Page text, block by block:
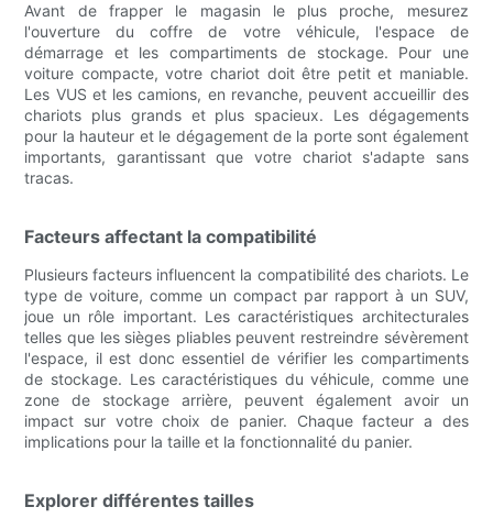
Avant de frapper le magasin le plus proche, mesurez
l'ouverture du coffre de votre véhicule, l'espace de
démarrage et les compartiments de stockage. Pour une
voiture compacte, votre chariot doit être petit et maniable.
Les VUS et les camions, en revanche, peuvent accueillir des
chariots plus grands et plus spacieux. Les dégagements
pour la hauteur et le dégagement de la porte sont également
importants, garantissant que votre chariot s'adapte sans
tracas.
Facteurs affectant la compatibilité
Plusieurs facteurs influencent la compatibilité des chariots. Le
type de voiture, comme un compact par rapport à un SUV,
joue un rôle important. Les caractéristiques architecturales
telles que les sièges pliables peuvent restreindre sévèrement
l'espace, il est donc essentiel de vérifier les compartiments
de stockage. Les caractéristiques du véhicule, comme une
zone de stockage arrière, peuvent également avoir un
impact sur votre choix de panier. Chaque facteur a des
implications pour la taille et la fonctionnalité du panier.
Explorer différentes tailles